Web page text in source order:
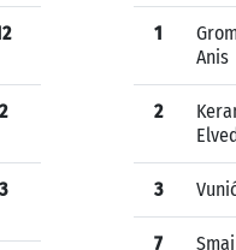
2
3
1
Anis
2
3
7